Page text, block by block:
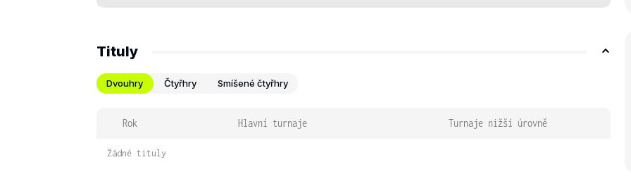
Tituly
Dvouhry Čtyřhry Smíšené čtyřhry
Rok Hlavní turnaje Turnaje nižší úrovně
Žádné tituly